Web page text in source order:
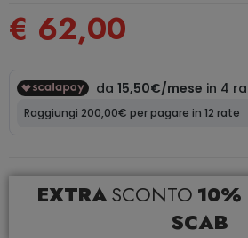
€ 62,00
EXTRA SCONTO 10%
SCAB